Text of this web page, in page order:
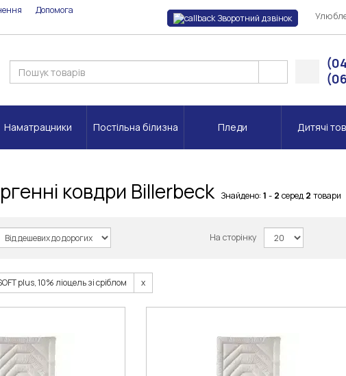
Допомога
Зворотний дзвінок
Наматрацники Постільна білизна Пледи Дитячі
ковдри Billerbeck Знайдено: 1 - 2 серед 2 товари
На сторінку
plus, 10% ліоцель зі сріблом